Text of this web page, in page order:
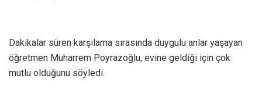
Dakikalar süren karşılama sırasında duygulu anlar yaşayan
öğretmen Muharrem Poyrazoğlu, evine geldiği için çok
mutlu olduğunu söyledi.